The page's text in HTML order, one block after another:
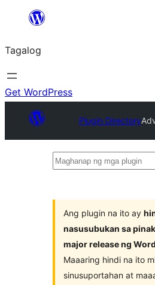
Lumaktaw
sa
content
Tagalog
Get WordPress
Plugin Directory
Maghanap
plugin
Ang plugin na ito ay
nasusubukan sa
major release ng
Maaaring hindi na ito
sinusuportahan at